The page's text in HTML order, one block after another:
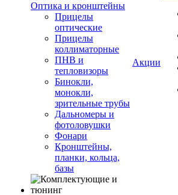
Оптика и кронштейны
Прицелы
оптические
Прицелы
коллиматорные
ПНВ и
тепловизоры
Бинокли,
монокли,
зрительные трубы
Дальномеры и
фотоловушки
Фонари
Кронштейны,
планки, кольца,
базы
Акции